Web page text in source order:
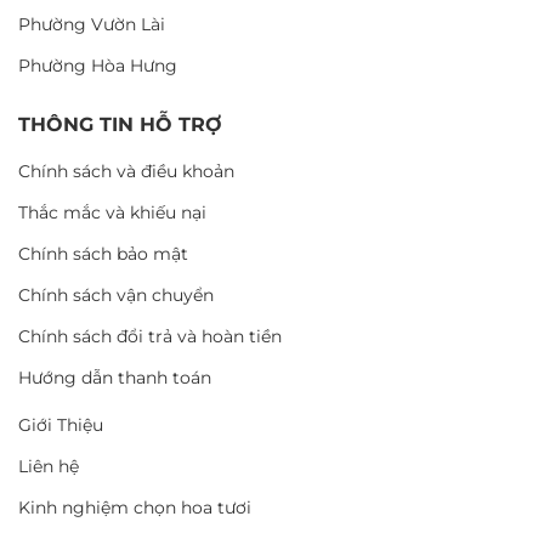
Phường Vườn Lài
Phường Hòa Hưng
THÔNG TIN HỖ TRỢ
Chính sách và điều khoản
Thắc mắc và khiếu nại
Chính sách bảo mật
Chính sách vận chuyển
Chính sách đổi trả và hoàn tiền
Hướng dẫn thanh toán
Giới Thiệu
Liên hệ
Kinh nghiệm chọn hoa tươi